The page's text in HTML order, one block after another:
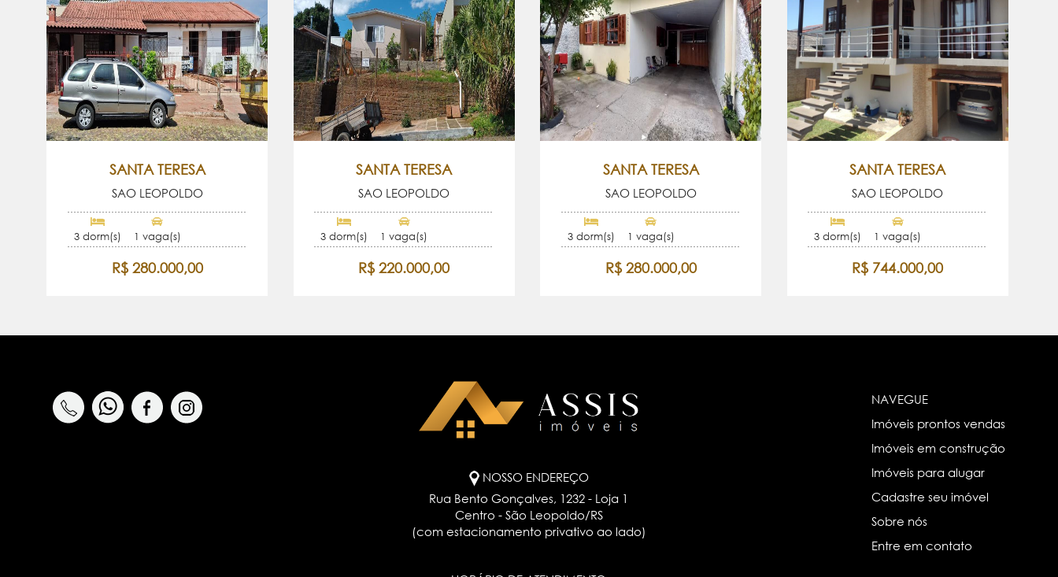
SANTA TERESA
SAO LEOPOLDO
3 dorm(s) 1 vaga(s)
R$ 280.000,00
SANTA TERESA
SAO LEOPOLDO
3 dorm(s) 1 vaga(s)
R$ 220.000,00
SANTA TERESA
SAO LEOPOLDO
3 dorm(s) 1 vaga(s)
R$ 280.000,00
SANTA TERESA
SAO LEOPOLDO
3 dorm(s) 1 vaga(s)
R$ 744.000,00
NOSSO ENDEREÇO
Rua Bento Gonçalves, 1232 - Loja 1
Centro - São Leopoldo/RS
(com estacionamento privativo ao lado)
NAVEGUE
Imóveis prontos vendas
Imóveis em construção
Imóveis para alugar
Cadastre seu imóvel
Sobre nós
Entre em contato